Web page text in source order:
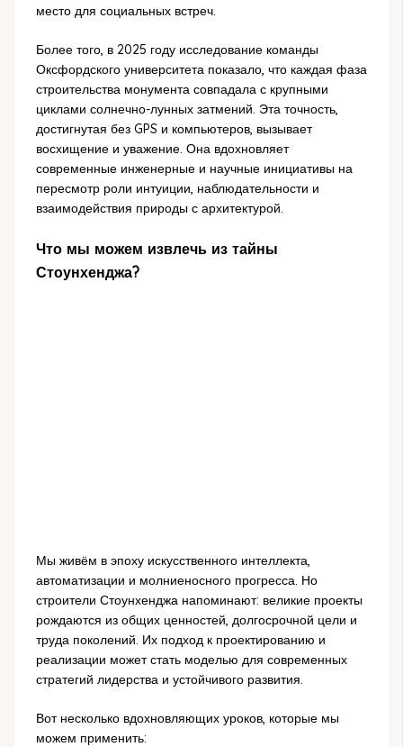
место для социальных встреч.
Более того, в 2025 году исследование команды
Оксфордского университета показало, что каждая фаза
строительства монумента совпадала с крупными
циклами солнечно-лунных затмений. Эта точность,
достигнутая без GPS и компьютеров, вызывает
восхищение и уважение. Она вдохновляет
современные инженерные и научные инициативы на
пересмотр роли интуиции, наблюдательности и
взаимодействия природы с архитектурой.
Что мы можем извлечь из тайны
Стоунхенджа?
Мы живём в эпоху искусственного интеллекта,
автоматизации и молниеносного прогресса. Но
строители Стоунхенджа напоминают: великие проекты
рождаются из общих ценностей, долгосрочной цели и
труда поколений. Их подход к проектированию и
реализации может стать моделью для современных
стратегий лидерства и устойчивого развития.
Вот несколько вдохновляющих уроков, которые мы
можем применить: